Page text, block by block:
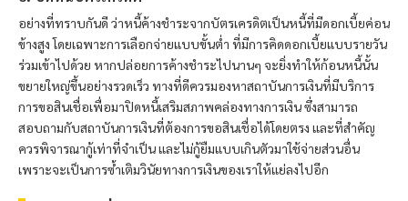
อย่างที่ทราบกันดี ว่าหนี้ค้างชำระจากบัตรเครดิตเป็นหนี้ที่มีดอกเบี้ยค่อน
ข้างสูง โดยเฉพาะการเลือกจ่ายแบบขั้นต่ำ ที่มีการคิดดอกเบี้ยแบบรายวัน
ร่วมเข้าไปด้วย หากปล่อยการค้างชำระไปนานๆ จะยิ่งทำให้ก้อนหนี้นั้น
ขยายใหญ่ขึ้นอย่างรวดเร็ว ทางที่ดีควรมองหาสถาบันการเงินที่มีบริการ
การขอสินเชื่อเพื่อมาปิดหนี้เสริมสภาพคล่องทางการเงิน ซึ่งสามารถ
สอบถามกับสถาบันการเงินที่ต้องการขอสินเชื่อได้โดยตรง และที่สำคัญ
ควรพิจารณากู้เท่าที่จำเป็น และไม่กู้ยืมแบบเกินตัวมาใช้จ่ายส่วนอื่น
เพราะจะเป็นการซ้ำเติมวินัยทางการเงินของเราให้แย่ลงไปอีก